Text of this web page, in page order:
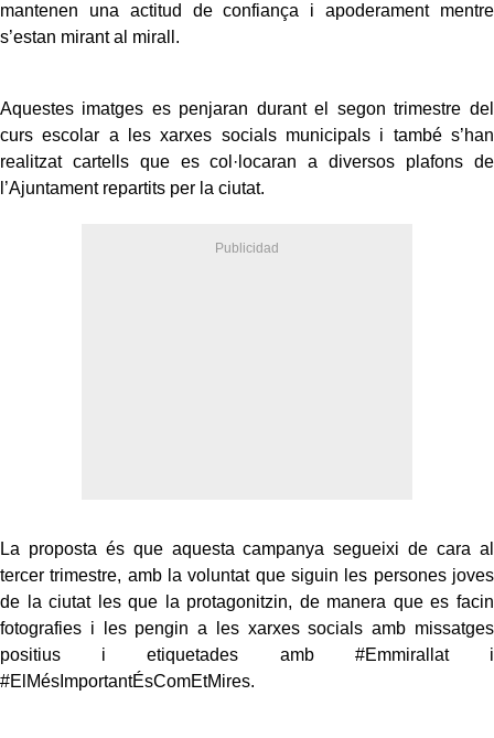
mantenen una actitud de confiança i apoderament mentre
s’estan mirant al mirall.
Aquestes imatges es penjaran durant el segon trimestre del
curs escolar a les xarxes socials municipals i també s’han
realitzat cartells que es col·locaran a diversos plafons de
l’Ajuntament repartits per la ciutat.
La proposta és que aquesta campanya segueixi de cara al
tercer trimestre, amb la voluntat que siguin les persones joves
de la ciutat les que la protagonitzin, de manera que es facin
fotografies i les pengin a les xarxes socials amb missatges
positius i etiquetades amb #Emmirallat i
#ElMésImportantÉsComEtMires.